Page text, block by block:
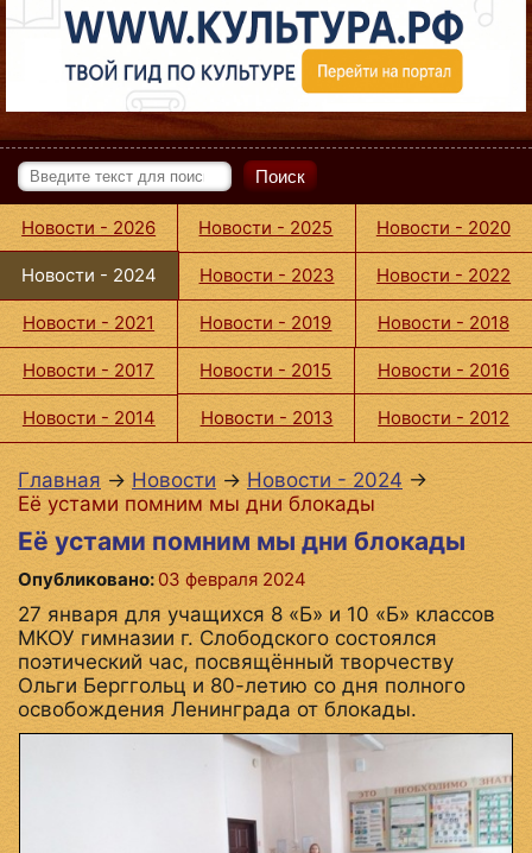
Поиск
Новости - 2026 Новости - 2025 Новости - 2020
Новости - 2024 Новости - 2023 Новости - 2022
Новости - 2021 Новости - 2019 Новости - 2018
Новости - 2017 Новости - 2015 Новости - 2016
Новости - 2014 Новости - 2013 Новости - 2012
Главная → Новости → Новости - 2024 →
Её устами помним мы дни блокады
Её устами помним мы дни блокады
Опубликовано:03 февраля 2024
27 января для учащихся 8 «Б» и 10 «Б» классов
МКОУ гимназии г. Слободского состоялся
поэтический час, посвящённый творчеству
Ольги Берггольц и 80-летию со дня полного
освобождения Ленинграда от блокады.